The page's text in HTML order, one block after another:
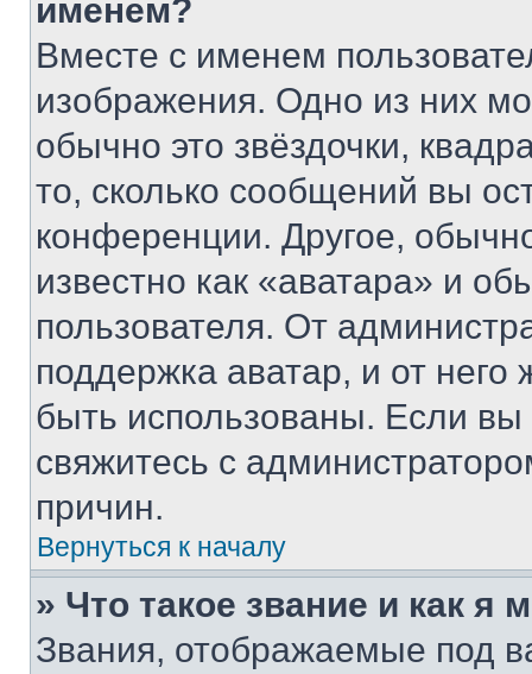
именем?
Вместе с именем
изображения. Одно из них
обычно это звёздочки,
то, сколько сообщений вы
конференции. Другое,
известно как «аватара» и
пользователя. От
поддержка аватар, и от него
быть использованы. Если
свяжитесь с
причин.
Вернуться к началу
» Что такое звание и как я
Звания, отображаемые под